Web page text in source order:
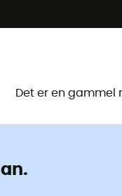
Det er en gammel